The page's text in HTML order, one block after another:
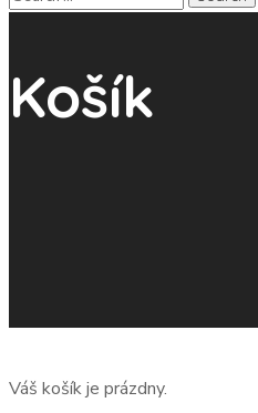
Košík
Váš košík je prázdny.